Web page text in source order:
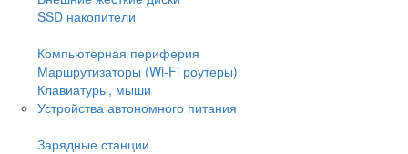
SSD накопители
Компьютерная периферия
Маршрутизаторы (Wi-Fi роутеры)
Клавиатуры, мыши
Устройства автономного питания
Зарядные станции